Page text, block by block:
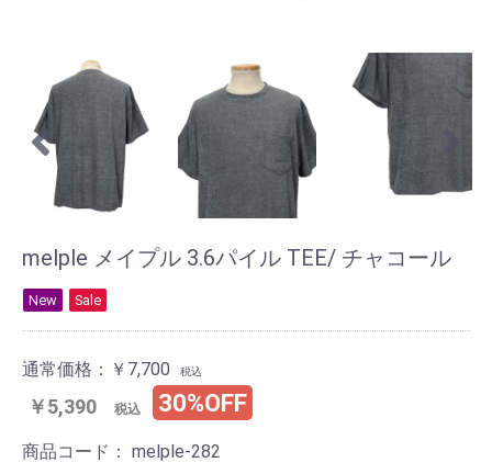
melple メイプル 3.6パイル TEE/ チャコール
New Sale
通常価格： ￥7,700 税込
￥5,390 税込 30%OFF
商品コード： melple-282